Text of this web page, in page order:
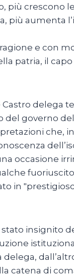
più crescono
più aumenta
e con
patria, il
delega
del governo
che,
occasione
fuoriuscito
in
stato insignito
catena di